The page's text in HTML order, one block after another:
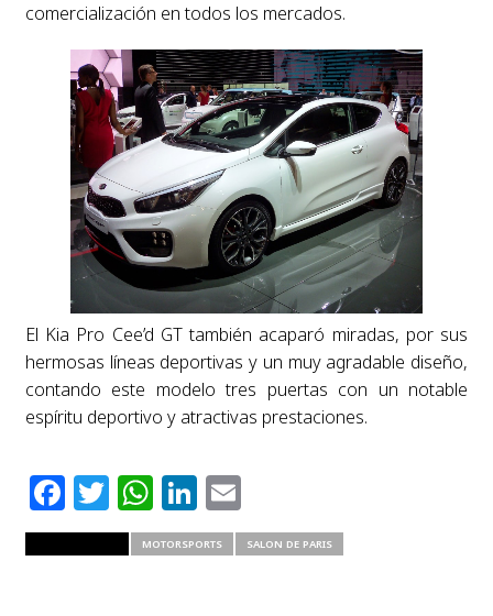
comercialización en todos los mercados.
El Kia Pro Cee’d GT también acaparó miradas, por sus
hermosas líneas deportivas y un muy agradable diseño,
contando este modelo tres puertas con un notable
espíritu deportivo y atractivas prestaciones.
Facebook
Twitter
WhatsApp
LinkedIn
Email
MOTORSPORTS SALON DE PARIS